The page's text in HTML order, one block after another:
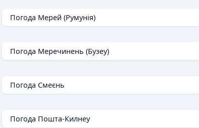
Погода Мерей (Румунія)
Погода Меречинень (Бузеу)
Погода Смеєнь
Погода Пошта-Килнеу